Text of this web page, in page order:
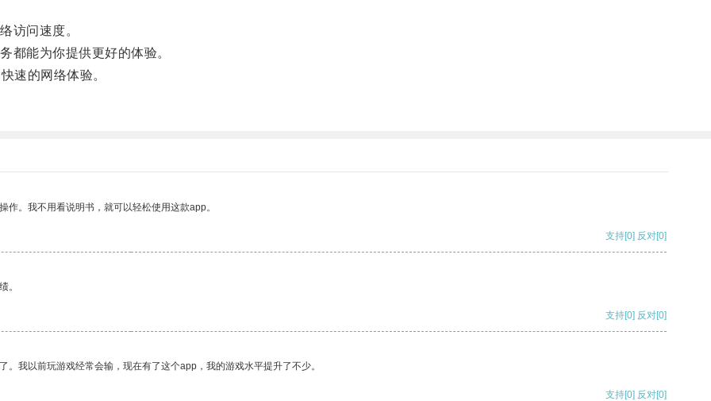
问速度。
能为你提供更好的体验。
的网络体验。
。我不用看说明书，就可以轻松使用这款app。
支持[0] 反对[0]
。
支持[0] 反对[0]
我以前玩游戏经常会输，现在有了这个app，我的游戏水平提升了不少。
支持[0] 反对[0]